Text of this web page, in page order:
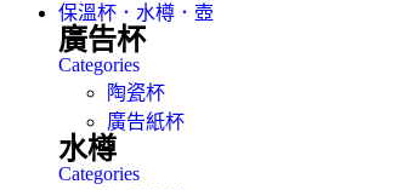
保溫杯．水樽．壺
廣告杯
Categories
陶瓷杯
廣告紙杯
水樽
Categories